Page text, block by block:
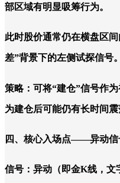
部区域有明显吸筹行为。
此时股价通常仍在横盘区
差”背景下的左侧试探信号。
策略：可将“建仓”信号作
为建仓后可能仍有长时间震
四、核心入场点——异动信
信号：异动（即金K线，文